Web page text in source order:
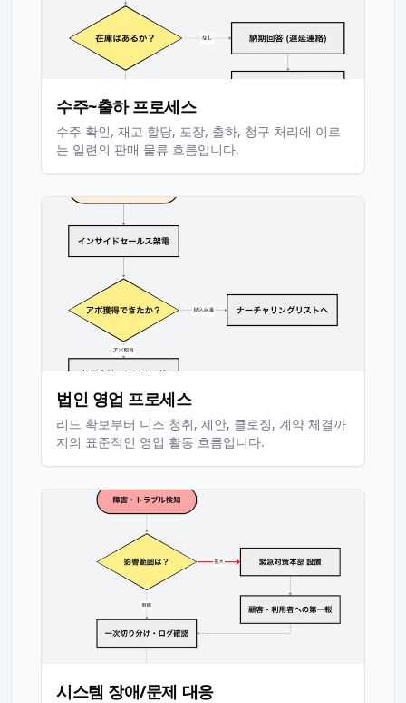
수주~출하 프로세스
수주 확인, 재고 할당, 포장, 출하, 청구 처리에 이르
는 일련의 판매 물류 흐름입니다.
법인 영업 프로세스
리드 확보부터 니즈 청취, 제안, 클로징, 계약 체결까
지의 표준적인 영업 활동 흐름입니다.
시스템 장애/문제 대응